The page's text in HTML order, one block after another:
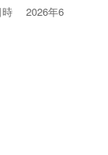
時 2026年6